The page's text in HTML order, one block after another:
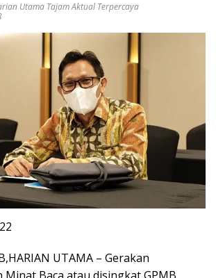
Utama Tajam Aktual Terpercaya
UTAMA – Gerakan
Minat Baca atau disingkat GPMB